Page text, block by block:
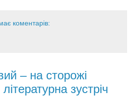
коментарів:
– на сторожі
зустріч